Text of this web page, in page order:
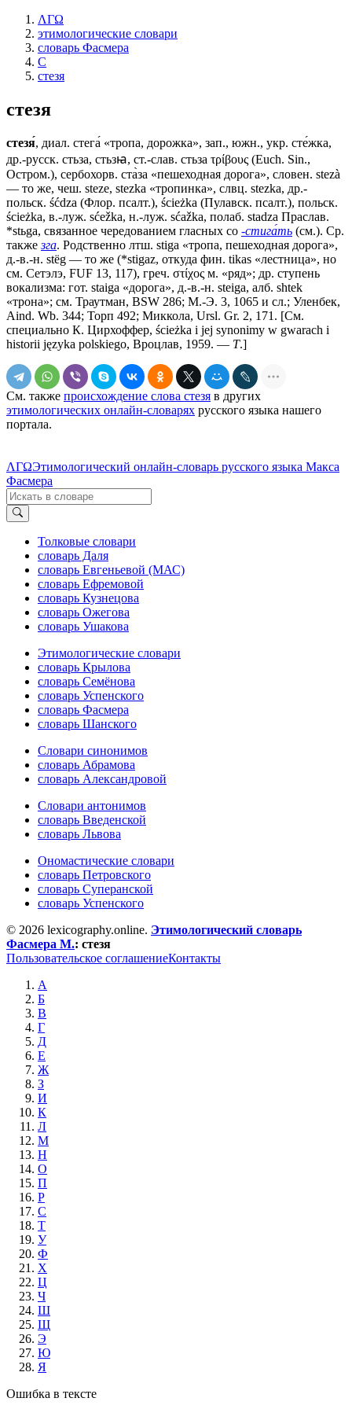
ΛΓΩ
этимологические словари
словарь Фасмера
С
стезя
стезя
стезя́, диал. стега́ «тропа, дорожка», зап., южн., укр. сте́жка,
др.-русск. стьза, стьзꙗ, ст.-слав. стьза τρίβους (Еuсh. Sin.,
Остром.), сербохорв. ста̀за «пешеходная дорога», словен. stezà
— то же, чеш. steze, stezka «тропинка», слвц. stezka, др.-
польск. śćdzа (Флор. псалт.), ścieżka (Пулавск. псалт.), польск.
ścieżka, в.-луж. sćežka, н.-луж. sćažka, полаб. stadza Праслав.
*stьga, связанное чередованием гласных со -стига́ть (см.). Ср.
такжезга. Родственно лтш. stigа «тропа, пешеходная дорога»,
д.-в.-н. stëg — то же (*stigaz, откуда фин. tikas «лестница», но
см. Сетэлэ, FUF 13, 117), греч. στίχος м. «ряд»; др. ступень
вокализма: гот. staiga «дорога», д.-в.-н. steiga, алб. shtek
«трона»; см. Траутман, ВSW 286; М.-Э. 3, 1065 и сл.; Уленбек,
Aind. Wb. 344; Торп 492; Миккола, Ursl. Gr. 2, 171. [См.
специально К. Цирхоффер, ścieżka i jеj synonimy w gwаrасh i
historii języka polskiego, Вроцлав, 1959. — Т.]
См. также происхождение слова стезя в других
этимологических онлайн-словарях русского языка нашего
портала.
ΛΓΩЭтимологический онлайн-словарь русского языка Макса
Фасмера
Толковые словари
словарь Даля
словарь Евгеньевой (МАС)
словарь Ефремовой
словарь Кузнецова
словарь Ожегова
словарь Ушакова
Этимологические словари
словарь Крылова
словарь Семёнова
словарь Успенского
словарь Фасмера
словарь Шанского
Словари синонимов
словарь Абрамова
словарь Александровой
Словари антонимов
словарь Введенской
словарь Львова
Ономастические словари
словарь Петровского
словарь Суперанской
словарь Успенского
© 2026 lexicography.online. Этимологический словарь
Фасмера М.: стезя
Пользовательское соглашениеКонтакты
А
Б
В
Г
Д
Е
Ж
З
И
К
Л
М
Н
О
П
Р
С
Т
У
Ф
Х
Ц
Ч
Ш
Щ
Э
Ю
Я
Ошибка в тексте